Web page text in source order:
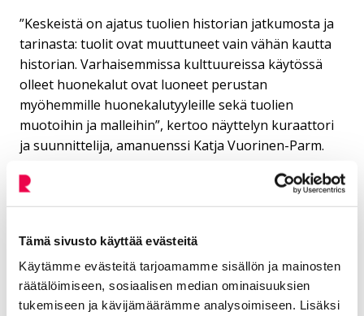
Tämä sivusto käyttää evästeitä
Käytämme evästeitä tarjoamamme sisällön ja mainosten
räätälöimiseen, sosiaalisen median ominaisuuksien
tukemiseen ja kävijämäärämme analysoimiseen. Lisäksi
”Keskeistä on ajatus tuolien historian jatkumosta ja
tarinasta: tuolit ovat muuttuneet vain vähän kautta
historian. Varhaisemmissa kulttuureissa käytössä
olleet huonekalut ovat luoneet perustan
myöhemmille huonekalutyyleille sekä tuolien
muotoihin ja malleihin”, kertoo näyttelyn kuraattori
ja suunnittelija, amanuenssi Katja Vuorinen-Parm.
Tapahtumaan mahtuu 40 Museokorttia käyttävää
vierasta.
Ilmoittaudu viimeistään 24.11.2024
osoitteeseen riemu@riihimaki.fi.
Ilmoita osallistujan nimi, sähköpostiosoite ja
Museokortin numero.